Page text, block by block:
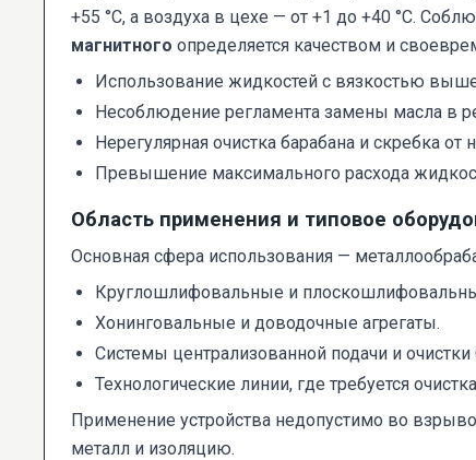
+55 °C, а воздуха в цехе — от +1 до +40 °C.
магнитного определяется качеством и
Использование жидкостей с вязкостью
Несоблюдение регламента замены масла в
Нерегулярная очистка барабана и скребка
Превышение максимального расхода
Область применения и типовое
Основная сфера использования —
Круглошлифовальные и
Хонинговальные и доводочные агрегаты.
Системы централизованной подачи и
Технологические линии, где требуется
Применение устройства недопустимо во
металл и изоляцию.